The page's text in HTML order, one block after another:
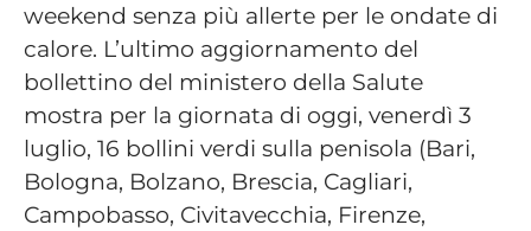
weekend senza più allerte per le ondate di
calore. L’ultimo aggiornamento del
bollettino del ministero della Salute
mostra per la giornata di oggi, venerdì 3
luglio, 16 bollini verdi sulla penisola (Bari,
Bologna, Bolzano, Brescia, Cagliari,
Campobasso, Civitavecchia, Firenze,